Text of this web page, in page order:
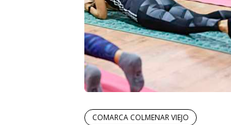
COMARCA COLMENAR VIEJO